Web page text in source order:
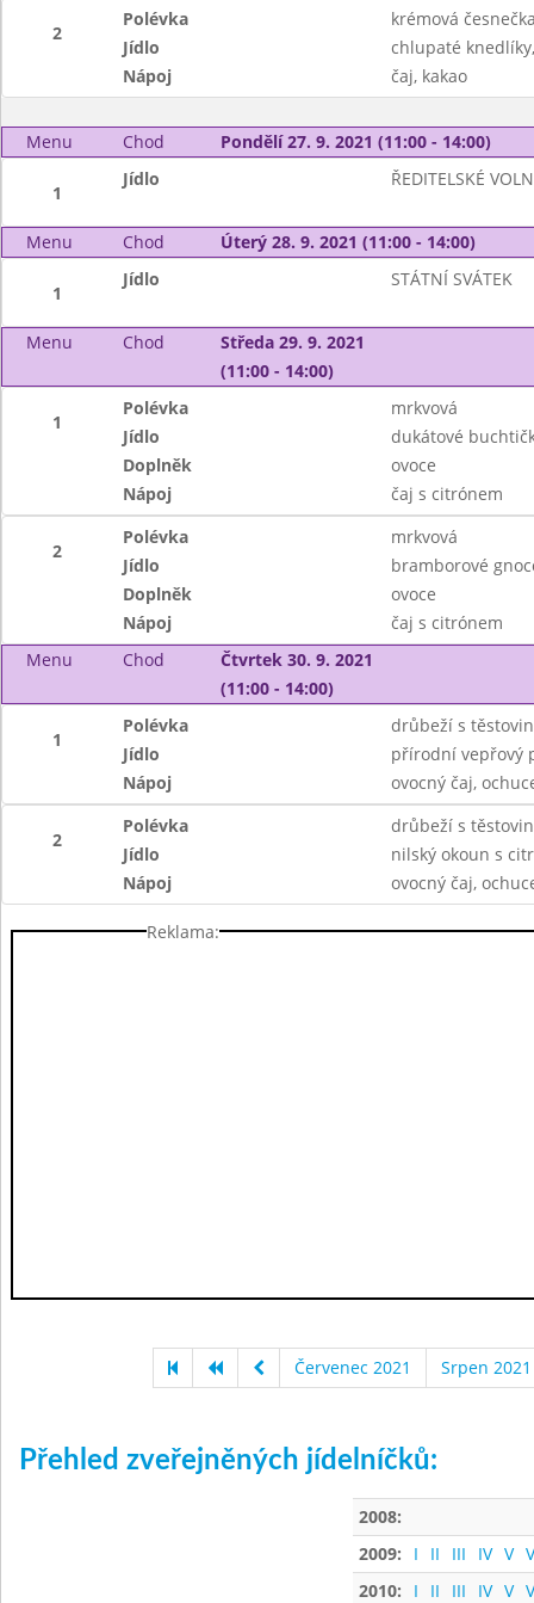
2
Polévka
krémová
Jídlo
chlupaté
Nápoj
čaj, kakao
Menu Chod Pondělí 27. 9. 2021 (11:00 - 14:00)
1
Jídlo ŘEDITELSKÉ
Menu Chod Úterý 28. 9. 2021 (11:00 - 14:00)
1
Jídlo STÁTNÍ SVÁTEK
Menu Chod
Středa 29. 9. 2021
(11:00 - 14:00)
1
Polévka
mrkvová
Jídlo
dukátové
Doplněk
ovoce
Nápoj
čaj s citrónem
2
Polévka
mrkvová
Jídlo
bramborové
Doplněk
ovoce
Nápoj
čaj s citrónem
Menu
Chod
Čtvrtek 30. 9. 2021
(11:00 - 14:00)
1
Polévka
drůbeží s
Jídlo
přírodní vepřový
Nápoj
ovocný čaj,
2
Polévka
drůbeží s
Jídlo
nilský okoun s
Nápoj
ovocný čaj,
Reklama:
Červenec 2021 Srpen 2021
Přehled zveřejněných jídelníčků:
2008:
2009:
I II III IV V
2010:
I II III IV V